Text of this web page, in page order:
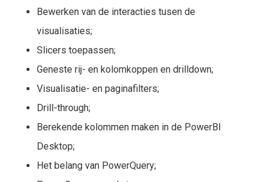
Bewerken van de interacties tusen de
visualisaties;
Slicers toepassen;
Geneste rij- en kolomkoppen en drilldown;
Visualisatie- en paginafilters;
Drill-through;
Berekende kolommen maken in de PowerBI
Desktop;
Het belang van PowerQuery;